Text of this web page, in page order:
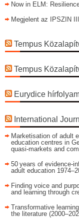
Now in ELM:
Megjelent az IPSZIN
Tempus
Tempus
Eurydice
International
Marketisation of adult
education centres in
quasi-markets and
50 years of
adult education
Finding voice and
and learning through
Transformative
the literature